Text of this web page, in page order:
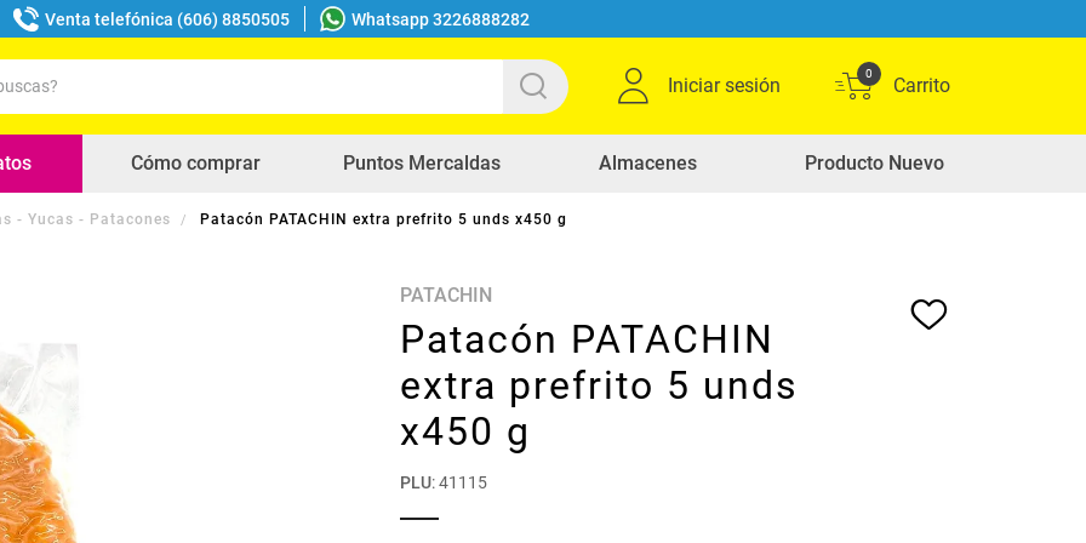
Venta telefónica (606) 8850505 Whatsapp 3226888282
Iniciar sesión
0
Cómo comprar Puntos Mercaldas Almacenes Producto Nuevo
- Yucas - Patacones Patacón PATACHIN extra prefrito 5 unds x450 g
PATACHIN
Patacón PATACHIN
extra prefrito 5 unds
x450 g
PLU:41115
buscados